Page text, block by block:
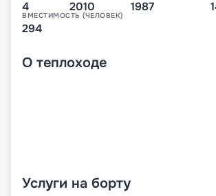
4 2010 1987
ВМЕСТИМОСТЬ (ЧЕЛОВЕК)
294
О теплоходе
Услуги на борту